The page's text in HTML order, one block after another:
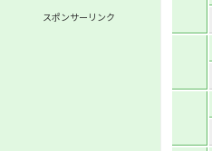
スポンサーリンク